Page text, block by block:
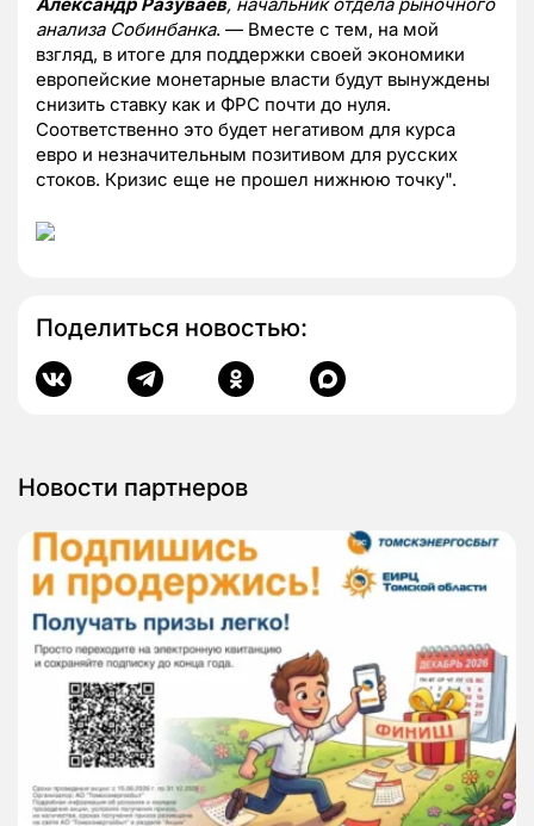
Александр Разуваев, начальник отдела рыночного
анализа Собинбанка. — Вместе с тем, на мой
взгляд, в итоге для поддержки своей экономики
европейские монетарные власти будут вынуждены
снизить ставку как и ФРС почти до нуля.
Соответственно это будет негативом для курса
евро и незначительным позитивом для русских
стоков. Кризис еще не прошел нижнюю точку".
Поделиться новостью:
Новости партнеров